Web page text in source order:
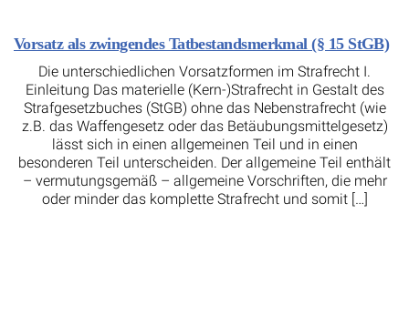
Vorsatz als zwingendes Tatbestandsmerkmal (§ 15 StGB)
Die unterschiedlichen Vorsatzformen im Strafrecht I.
Einleitung Das materielle (Kern-)Strafrecht in Gestalt des
Strafgesetzbuches (StGB) ohne das Nebenstrafrecht (wie
z.B. das Waffengesetz oder das Betäubungsmittelgesetz)
lässt sich in einen allgemeinen Teil und in einen
besonderen Teil unterscheiden. Der allgemeine Teil enthält
– vermutungsgemäß – allgemeine Vorschriften, die mehr
oder minder das komplette Strafrecht und somit […]